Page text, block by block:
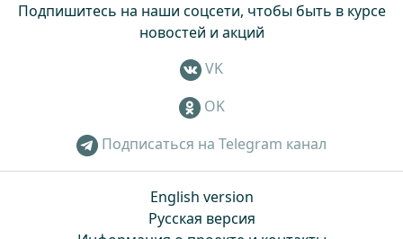
Подпишитесь на наши соцсети, чтобы быть в курсе
новостей и акций
VK
OK
Подписаться на Telegram канал
English version
Русская версия